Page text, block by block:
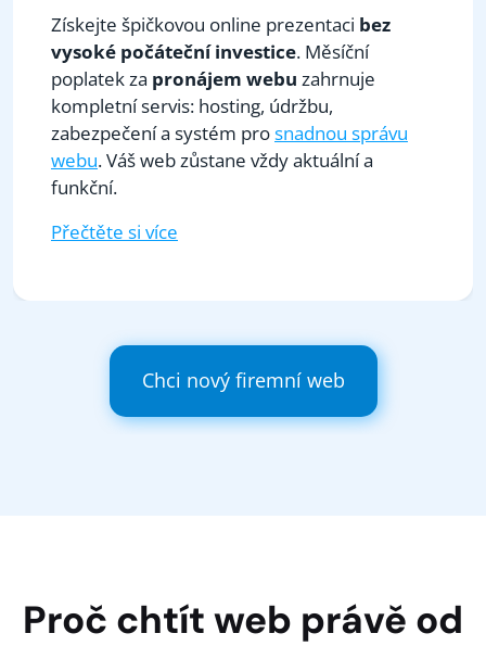
Získejte špičkovou online prezentaci bez
vysoké počáteční investice. Měsíční
poplatek za pronájem webu zahrnuje
kompletní servis: hosting, údržbu,
zabezpečení a systém prosnadnou správu
webu. Váš web zůstane vždy aktuální a
funkční.
Přečtěte si více
Chci nový firemní web
Proč chtít web právě od